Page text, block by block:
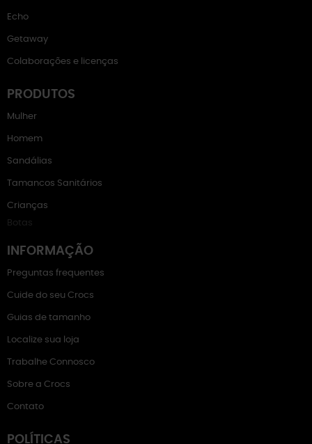
Echo
Getaway
Colaborações e licenças
PRODUTOS
Mulher
Homem
Sandálias
Tamancos Sanitários
Crianças
Botas
INFORMAÇÃO
Preguntas frequentes
Cuide do seu Crocs
Guias de tamanho
Localize sua loja
Trabalhe Connosco
Sobre a Crocs
Contato
POLÍTICAS